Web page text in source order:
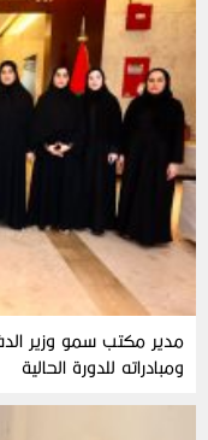
مدير مكتب سمو وزير
ومبادراته للدورة الحالية